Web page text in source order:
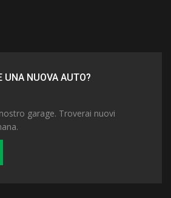
UNA NUOVA AUTO?
garage. Troverai nuovi